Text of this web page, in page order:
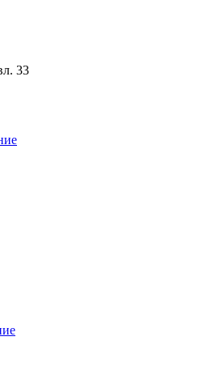
33